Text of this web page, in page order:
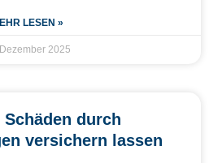
LESEN »
2025
durch
versichern lassen